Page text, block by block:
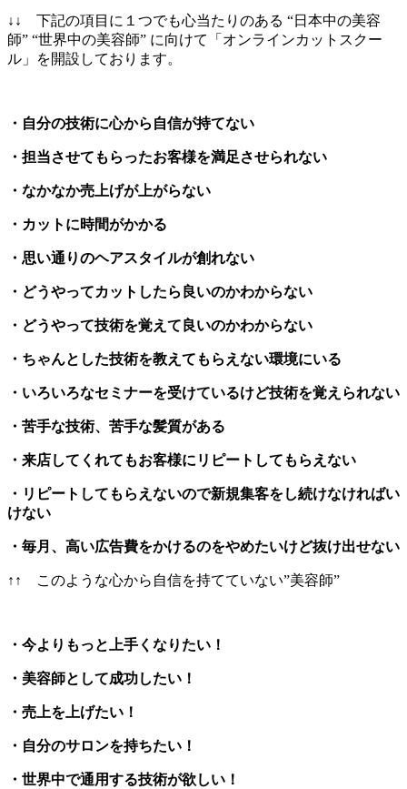
↓↓ 下記の項目に１つでも心当たりのある “日本中の美容
師” “世界中の美容師” に向けて「オンラインカットスクー
ル」を開設しております。
・自分の技術に心から自信が持てない
・担当させてもらったお客様を満足させられない
・なかなか売上げが上がらない
・カットに時間がかかる
・思い通りのヘアスタイルが創れない
・どうやってカットしたら良いのかわからない
・どうやって技術を覚えて良いのかわからない
・ちゃんとした技術を教えてもらえない環境にいる
・いろいろなセミナーを受けているけど技術を覚えられない
・苦手な技術、苦手な髪質がある
・来店してくれてもお客様にリピートしてもらえない
・リピートしてもらえないので新規集客をし続けなければい
けない
・毎月、高い広告費をかけるのをやめたいけど抜け出せない
↑↑ このような心から自信を持てていない”美容師”
・今よりもっと上手くなりたい！
・美容師として成功したい！
・売上を上げたい！
・自分のサロンを持ちたい！
・世界中で通用する技術が欲しい！